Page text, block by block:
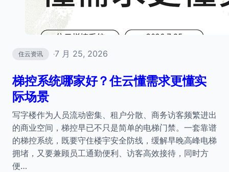
住云资讯 ·7 月 25, 2026
梯控系统哪家好？住云懂需求更懂实
际场景
写字楼作为人员流动密集、租户分散、商务访客频繁进出
的商业空间，梯控早已不只是简单的电梯门禁。一套靠谱
的梯控系统，既要守住楼宇安全防线，缓解早晚高峰电梯
拥堵，又要兼顾员工通勤便利、访客高效接待，同时方
便…